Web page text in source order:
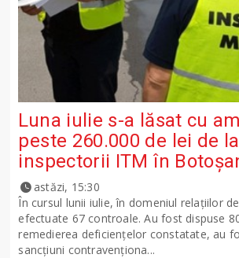
Luna iulie s-a lăsat cu
peste 260.000 de lei de la
inspectorii ITM în
astăzi, 15:30
În cursul lunii iulie, în domeniul relațiilor
efectuate 67 controale. Au fost dispuse
remedierea deficiențelor constatate, au
sancţiuni contravenționa...